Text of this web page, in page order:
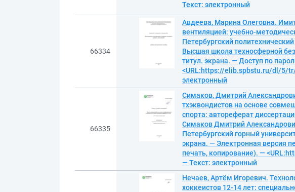
Текст: электронный
66334
Авдеева, Марина Олеговна.
вентиляцией: учебно-
Петербургский
Высшая школа техносферной
титул. экрана. — Доступ по
<URL:https://elib.spbstu.ru/dl/5/
электронный
66335
Симаков, Дмитрий
тхэквондистов на основе
спорта: автореферат
Симаков Дмитрий
Петербургский горный
экрана. — Электронная версия
печать, копирование). —
— Текст: электронный
Нечаев, Артём Игоревич.
хоккеистов 12-14 лет: